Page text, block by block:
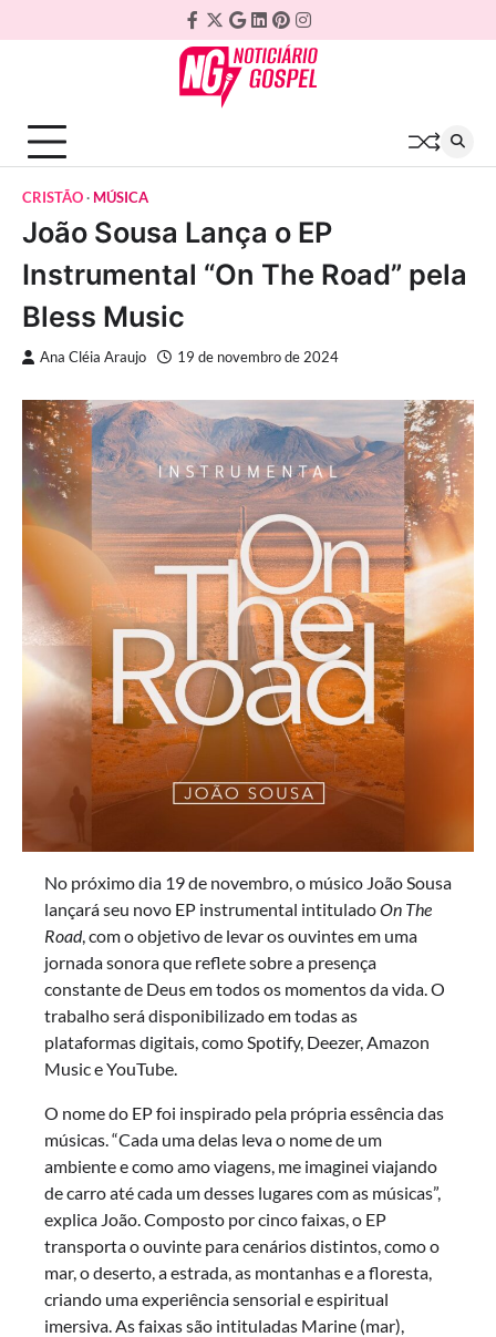
to
Facebook
Twitter
Google
Plus
Linkedin
Pinterest
Instagram
CRISTÃO MÚSICA
João Sousa Lança o EP
Instrumental “On The Road” pela
Bless Music
Ana Cléia Araujo 19 de novembro de 2024
No próximo dia 19 de novembro, o músico João Sousa
lançará seu novo EP instrumental intituladoOn The
Road, com o objetivo de levar os ouvintes em uma
jornada sonora que reflete sobre a presença
constante de Deus em todos os momentos da vida. O
trabalho será disponibilizado em todas as
plataformas digitais, como Spotify, Deezer, Amazon
Music e YouTube.
O nome do EP foi inspirado pela própria essência das
músicas. “Cada uma delas leva o nome de um
ambiente e como amo viagens, me imaginei viajando
de carro até cada um desses lugares com as músicas”,
explica João. Composto por cinco faixas, o EP
transporta o ouvinte para cenários distintos, como o
mar, o deserto, a estrada, as montanhas e a floresta,
criando uma experiência sensorial e espiritual
imersiva. As faixas são intituladas Marine (mar),